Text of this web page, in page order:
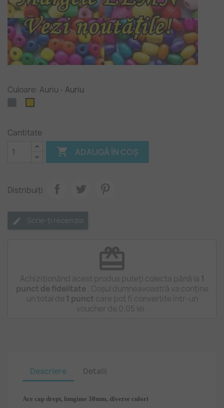
Culoare: Auriu -Auriu
Cantitate
 ADAUGĂ ÎN COȘ
Distribuiți
Scrie-ți recenzia
redeem
Achiziționând acest produs puteți colecta până la 1
punct de fidelitate . Coșul dumneavoastră va conține
un total de 1 punct care pot fi convertite într-un
voucher de 0,05 lei
Descriere Detalii
Ace cap drept, lungime 30mm, diverse culori